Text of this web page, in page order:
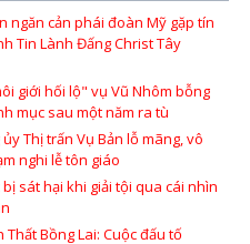
ngăn cản phái đoàn Mỹ gặp tín
Tin Lành Đấng Christ Tây
giới hối lộ" vụ Vũ Nhôm bỗng
mục sau một năm ra tù
Thị trấn Vụ Bản lỗ mãng, vô
nghi lễ tôn giáo
sát hại khi giải tội qua cái nhìn
Bồng Lai: Cuộc đấu tố